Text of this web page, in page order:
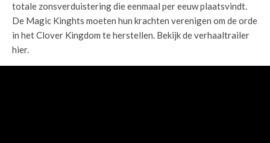
totale zonsverduistering die eenmaal per eeuw plaatsvindt.
De Magic Kinghts moeten hun krachten verenigen om de orde
in het Clover Kingdom te herstellen. Bekijk de verhaaltrailer
hier.